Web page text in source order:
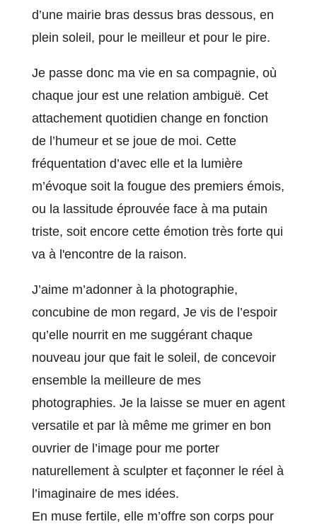
d’une mairie bras dessus bras dessous, en
plein soleil, pour le meilleur et pour le pire.
Je passe donc ma vie en sa compagnie, où
chaque jour est une relation ambiguë. Cet
attachement quotidien change en fonction
de l’humeur et se joue de moi. Cette
fréquentation d’avec elle et la lumière
m’évoque soit la fougue des premiers émois,
ou la lassitude éprouvée face à ma putain
triste, soit encore cette émotion très forte qui
va à l'encontre de la raison.
J’aime m’adonner à la photographie,
concubine de mon regard, Je vis de l’espoir
qu’elle nourrit en me suggérant chaque
nouveau jour que fait le soleil, de concevoir
ensemble la meilleure de mes
photographies. Je la laisse se muer en agent
versatile et par là même me grimer en bon
ouvrier de l’image pour me porter
naturellement à sculpter et façonner le réel à
l’imaginaire de mes idées.
En muse fertile, elle m’offre son corps pour